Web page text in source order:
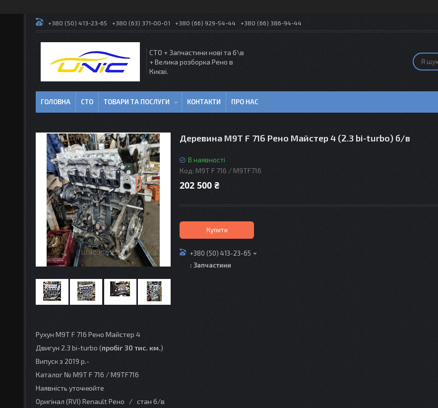
+380 (50) 413-23-65 +380 (63) 371-00-01 +380 (66) 929-54-44 +380 (66) 386-94-44
СТО + Запчастини нові та б\в
+ Велика розборка Рено в
Києві.
ГОЛОВНА СТО ТОВАРИ ТА ПОСЛУГИ КОНТАКТИ ПРО НАС
Деревина M9T F 716 Рено Майстер 4 (2.3 bi-turbo) б/в
В наявності
Код: M9T F 716 / M9TF716
202 500 ₴
Купити
+380 (50) 413-23-65
: Запчастини
Рухун M9T F 716 Рено Майстер 4
Двигун 2.3 bi-turbo (пробіг 30 тис. км.)
Випуск з 2019 р.-
Каталог № M9T F 716 / M9TF716
Наявність уточнюйте
Оригінал (RVI) Renault Рено / стан б/в